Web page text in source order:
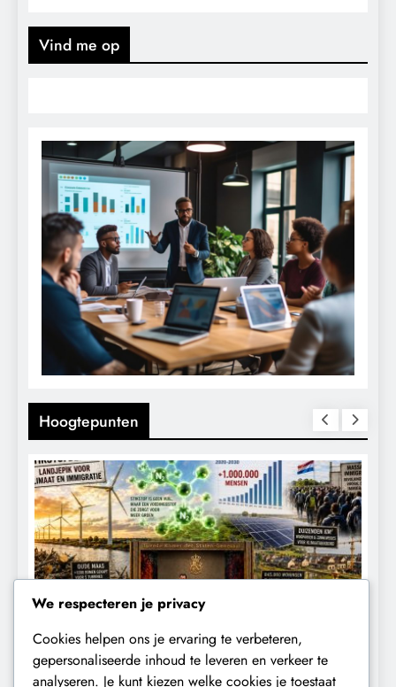
Vind me op
Hoogtepunten
CONTROLE GEOPOLITIEK
We respecteren je privacy
Cookies helpen ons je ervaring te verbeteren,
gepersonaliseerde inhoud te leveren en verkeer te
analyseren. Je kunt kiezen welke cookies je toestaat